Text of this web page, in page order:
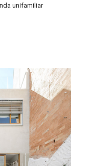
unifamiliar